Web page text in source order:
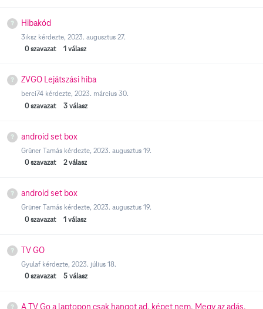
Hibakód
3iksz kérdezte, 2023. augusztus 27.
0 szavazat 1 válasz
ZVGO Lejátszási hiba
berci74 kérdezte, 2023. március 30.
0 szavazat 3 válasz
android set box
Grüner Tamás kérdezte, 2023. augusztus 19.
0 szavazat 2 válasz
android set box
Grüner Tamás kérdezte, 2023. augusztus 19.
0 szavazat 1 válasz
TV GO
Gyulaf kérdezte, 2023. július 18.
0 szavazat 5 válasz
A TV Go a laptopon csak hangot ad, képet nem. Megy az adás,